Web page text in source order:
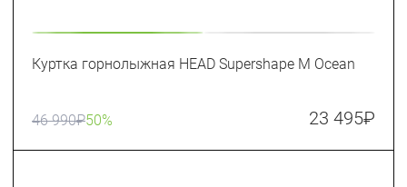
Куртка горнолыжная HEAD Supershape M Ocean
46 990₽50% 23 495₽